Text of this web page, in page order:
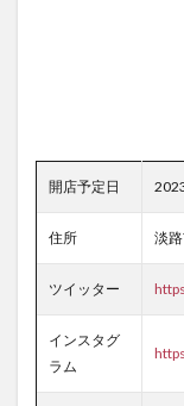
開店予定日
住所 淡
ツイッター
インスタグ
ラム